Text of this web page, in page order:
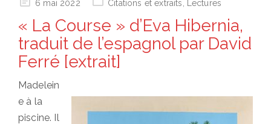
6 mai 2022 Citations et extraits Lectures
« La Course » d’Eva Hibernia,
traduit de l’espagnol par David
Ferré [extrait]
Madelein
e à la
piscine. Il